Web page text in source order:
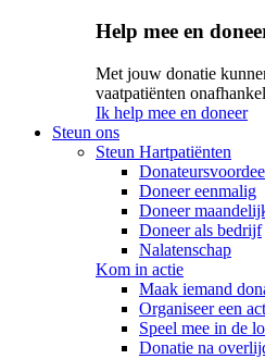
Help mee en
Met jouw donatie
vaatpatiënten
Ik help mee en doneer
Steun ons
Steun Hartpatiënten
Doneer eenmalig
Doneer
Doneer als bedrijf
Nalatenschap
Kom in actie
Maak iemand
Organiseer een
Speel mee in de
Donatie na